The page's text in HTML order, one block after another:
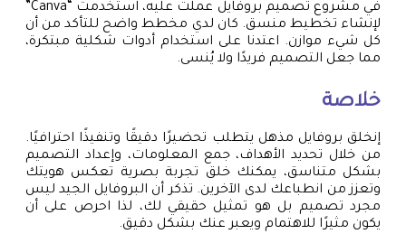
في مشروع تصميم بروفايل عملت عليه، استخدمت “Canva”
لإنشاء تخطيط منسق. كان لدي مخطط واضح للتأكد من أن
كل شيء موازن. اعتدنا على استخدام أدوات شكلية مبتكرة،
مما جعل التصميم فريدًا ولا يُنسى.
خلاصة
إنخلق بروفايل مذهل يتطلب تحضيرًا دقيقًا وتنفيذًا احترافيًا.
من خلال تحديد الأهداف، جمع المعلومات، وإعداد التصميم
بشكل متناسق، يمكنك خلق تجربة بصرية تعكس هويتك
وتعزز من انطباعك لدى الآخرين. تذكر أن البروفايل الجيد ليس
مجرد تصميم بل هو تمثيل حقيقي لك، لذا احرص على أن
يكون مثيرًا للاهتمام ويعبر عنك بشكل دقيق.